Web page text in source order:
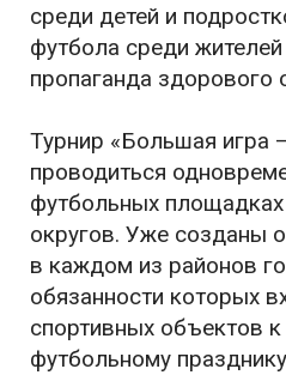
среди детей и
футбола среди жителей
пропаганда здорового
Турнир «Большая игра
проводиться
футбольных
округов. Уже созданы
в каждом из районов
обязанности которых
спортивных объектов
футбольному